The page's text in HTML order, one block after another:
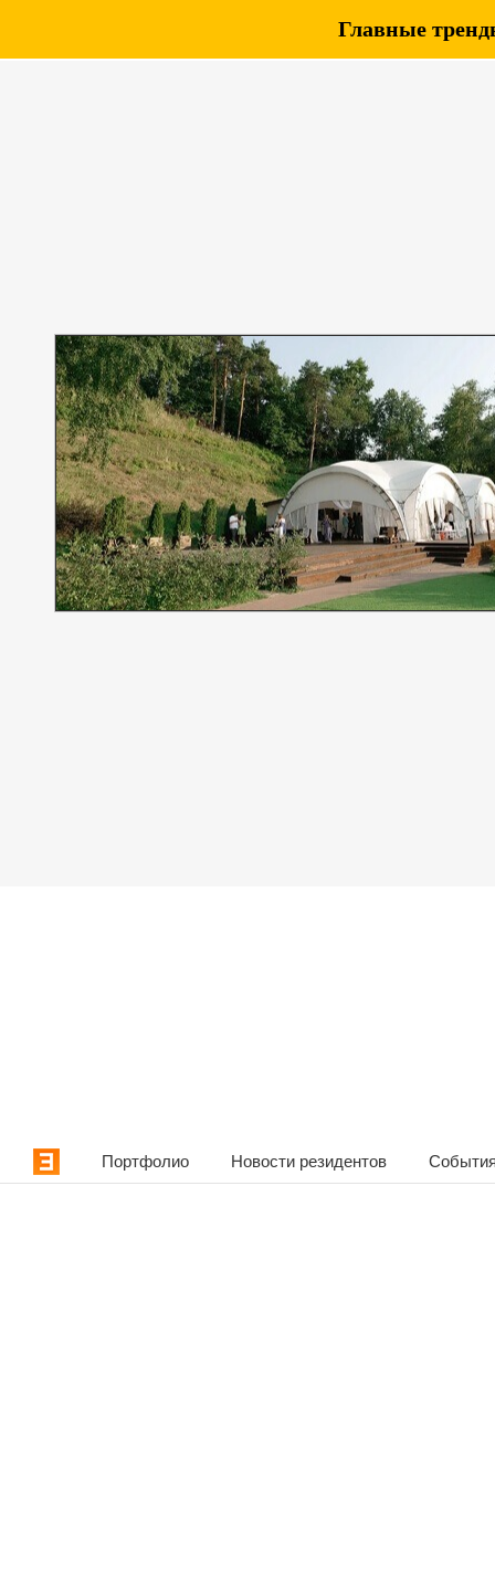
Главные
Портфолио Новости резидентов